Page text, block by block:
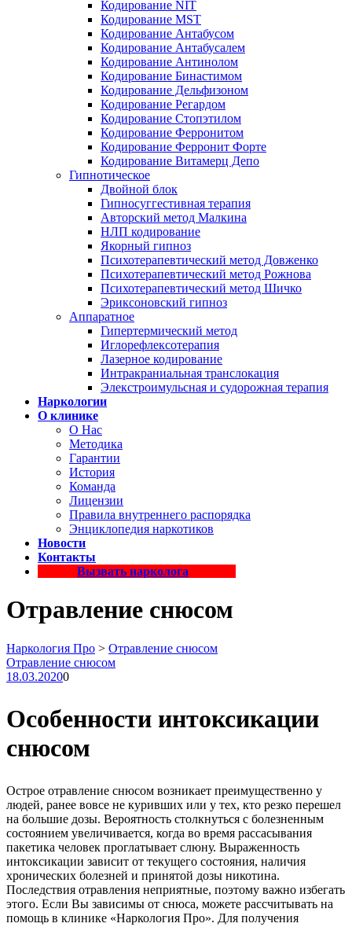
Кодирование NIT
Кодирование MST
Кодирование Антабусом
Кодирование Антабусалем
Кодирование Антинолом
Кодирование Бинастимом
Кодирование Дельфизоном
Кодирование Регардом
Кодирование Стопэтилом
Кодирование Ферронитом
Кодирование Ферронит Форте
Кодирование Витамерц Депо
Гипнотическое
Двойной блок
Гипносуггестивная терапия
Авторский метод Малкина
НЛП кодирование
Якорный гипноз
Психотерапевтический метод Довженко
Психотерапевтический метод Рожнова
Психотерапевтический метод Шичко
Эриксоновский гипноз
Аппаратное
Гипертермический метод
Иглорефлексотерапия
Лазерное кодирование
Интракраниальная транслокация
Элекстроимульсная и судорожная терапия
Наркологии
О клинике
О Нас
Методика
Гарантии
История
Команда
Лицензии
Правила внутреннего распорядка
Энциклопедия наркотиков
Новости
Контакты
Вызвать нарколога
Отравление снюсом
Наркология Про > Отравление снюсом
Отравление снюсом
18.03.20200
Особенности интоксикации
снюсом
Острое отравление снюсом возникает преимущественно у
людей, ранее вовсе не куривших или у тех, кто резко перешел
на большие дозы. Вероятность столкнуться с болезненным
состоянием увеличивается, когда во время рассасывания
пакетика человек проглатывает слюну. Выраженность
интоксикации зависит от текущего состояния, наличия
хронических болезней и принятой дозы никотина.
Последствия отравления неприятные, поэтому важно избегать
этого. Если Вы зависимы от снюса, можете рассчитывать на
помощь в клинике «Наркология Про». Для получения